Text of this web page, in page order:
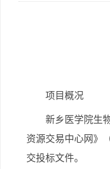
项目概况
新乡医学院生
资源交易中心网》（
交投标文件。